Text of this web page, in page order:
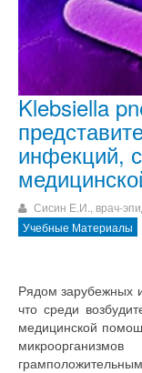
Klebsiella
инфекций,
Сисин Е.И., врач-
Учебные Материалы
Рядом зарубежных
что среди
медицинской